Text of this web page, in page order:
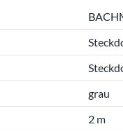
grau
2 m